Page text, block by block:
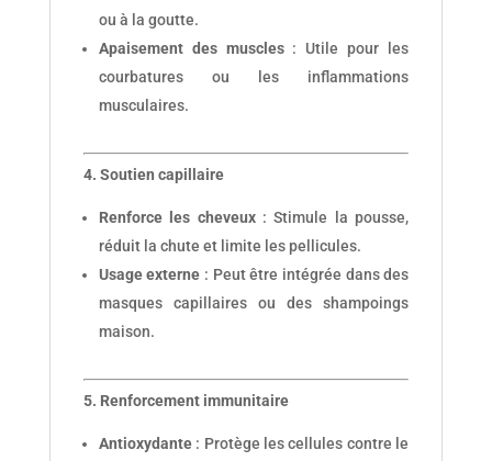
ou à la goutte.
Apaisement des muscles: Utile pour les
courbatures ou les inflammations
musculaires.
4. Soutien capillaire
Renforce les cheveux: Stimule la pousse,
réduit la chute et limite les pellicules.
Usage externe : Peut être intégrée dans des
masques capillaires ou des shampoings
maison.
5. Renforcement immunitaire
Antioxydante: Protège les cellules contre le